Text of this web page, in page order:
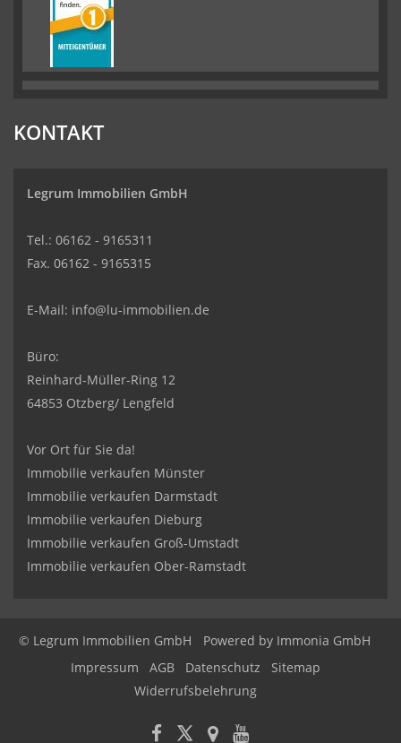
KONTAKT
Legrum Immobilien GmbH
Tel.: 06162 - 9165311
Fax. 06162 - 9165315
E-Mail: info@lu-immobilien.de
Büro:
Reinhard-Müller-Ring 12
64853 Otzberg/ Lengfeld
Vor Ort für Sie da!
Immobilie verkaufen Münster
Immobilie verkaufen Darmstadt
Immobilie verkaufen Dieburg
Immobilie verkaufen Groß-Umstadt
Immobilie verkaufen Ober-Ramstadt
© Legrum Immobilien GmbH Powered by Immonia GmbH
Impressum
AGB Datenschutz
Sitemap
Widerrufsbelehrung